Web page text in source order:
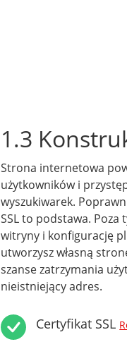
1.3
Strona internetowa
użytkowników i
wyszukiwarek.
SSL to podstawa.
witryny i konfigurację
utworzysz własną
szanse zatrzymania
nieistniejący adres.
Certyfikat SSL